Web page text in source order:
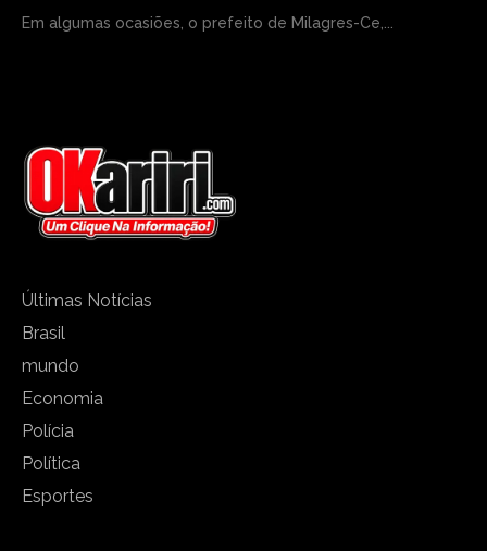
Em algumas ocasiões, o prefeito de Milagres-Ce,...
Últimas Notícias
Brasil
mundo
Economia
Polícia
Política
Esportes